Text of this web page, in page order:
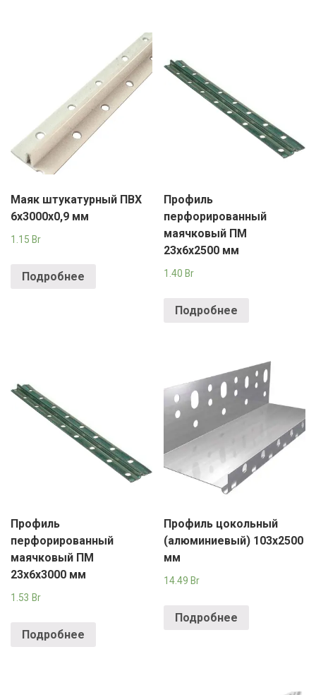
Маяк штукатурный ПВХ
6х3000х0,9 мм
1.15 Br
Подробнее
Профиль
перфорированный
маячковый ПМ
23х6х2500 мм
1.40 Br
Подробнее
Профиль
перфорированный
маячковый ПМ
23х6х3000 мм
1.53 Br
Подробнее
Профиль цокольный
(алюминиевый) 103х2500
мм
14.49 Br
Подробнее